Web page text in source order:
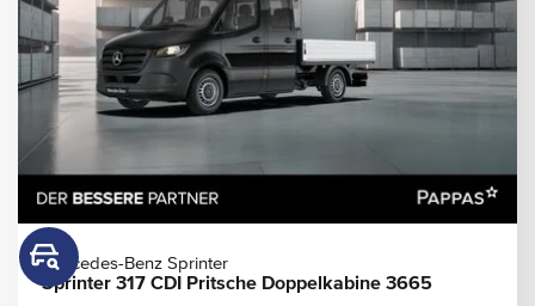
Mercedes-Benz Sprinter
Sprinter 317 CDI Pritsche Doppelkabine 3665